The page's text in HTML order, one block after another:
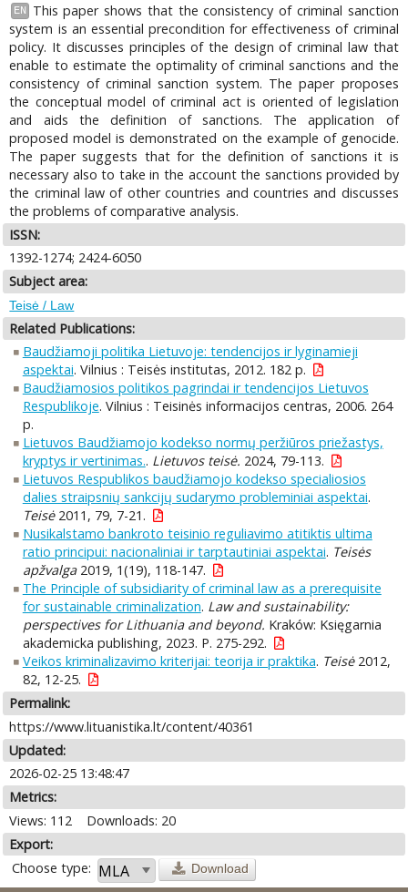
EN
This paper shows that the consistency of criminal sanction
system is an essential precondition for effectiveness of criminal
policy. It discusses principles of the design of criminal law that
enable to estimate the optimality of criminal sanctions and the
consistency of criminal sanction system. The paper proposes
the conceptual model of criminal act is oriented of legislation
and aids the definition of sanctions. The application of
proposed model is demonstrated on the example of genocide.
The paper suggests that for the definition of sanctions it is
necessary also to take in the account the sanctions provided by
the criminal law of other countries and countries and discusses
the problems of comparative analysis.
ISSN:
1392-1274; 2424-6050
Subject area:
Teisė / Law
Related Publications:
Baudžiamoji politika Lietuvoje: tendencijos ir lyginamieji
aspektai. Vilnius : Teisės institutas, 2012. 182 p.
Baudžiamosios politikos pagrindai ir tendencijos Lietuvos
Respublikoje. Vilnius : Teisinės informacijos centras, 2006. 264
p.
Lietuvos Baudžiamojo kodekso normų peržiūros priežastys,
kryptys ir vertinimas.. Lietuvos teisė. 2024, 79-113.
Lietuvos Respublikos baudžiamojo kodekso specialiosios
dalies straipsnių sankcijų sudarymo probleminiai aspektai.
Teisė2011, 79, 7-21.
Nusikalstamo bankroto teisinio reguliavimo atitiktis ultima
ratio principui: nacionaliniai ir tarptautiniai aspektai. Teisės
apžvalga2019, 1(19), 118-147.
The Principle of subsidiarity of criminal law as a prerequisite
for sustainable criminalization. Law and sustainability:
perspectives for Lithuania and beyond. Kraków: Księgarnia
akademicka publishing, 2023. P. 275-292.
Veikos kriminalizavimo kriterijai: teorija ir praktika. Teisė2012,
82, 12-25.
Permalink:
https://www.lituanistika.lt/content/40361
Updated:
2026-02-25 13:48:47
Metrics:
Views: 112
Downloads: 20
Export:
Choose type:
Download